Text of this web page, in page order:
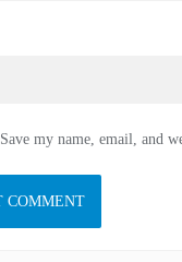
Save my name, email, and